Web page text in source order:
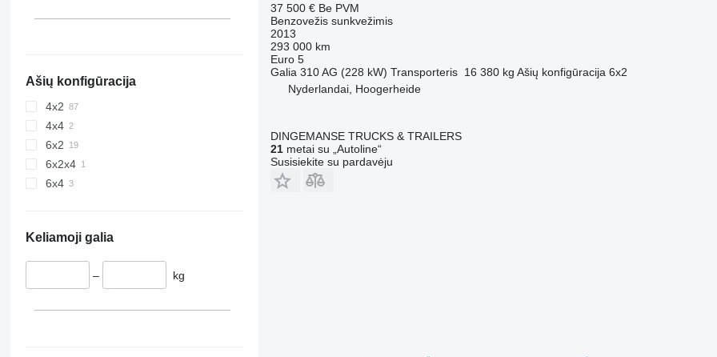
Ašių konfigūracija
4x2
4x4
6x2
6x2x4
6x4
Keliamoji galia
– kg
37 500 € Be PVM
Benzovežis sunkvežimis
2013
293 000 km
Euro 5
Galia 310 AG (228 kW) Transporteris 16 380 kg Ašių konfigūracija 6x2
Nyderlandai, Hoogerheide
DINGEMANSE TRUCKS & TRAILERS
21metai su „Autoline“
Susisiekite su pardavėju